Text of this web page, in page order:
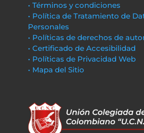
• Términos y condiciones
• Política de Tratamiento de
Personales
• Políticas de derechos de
• Certificado de Accesibilidad
• Políticas de Privacidad Web
• Mapa del Sitio